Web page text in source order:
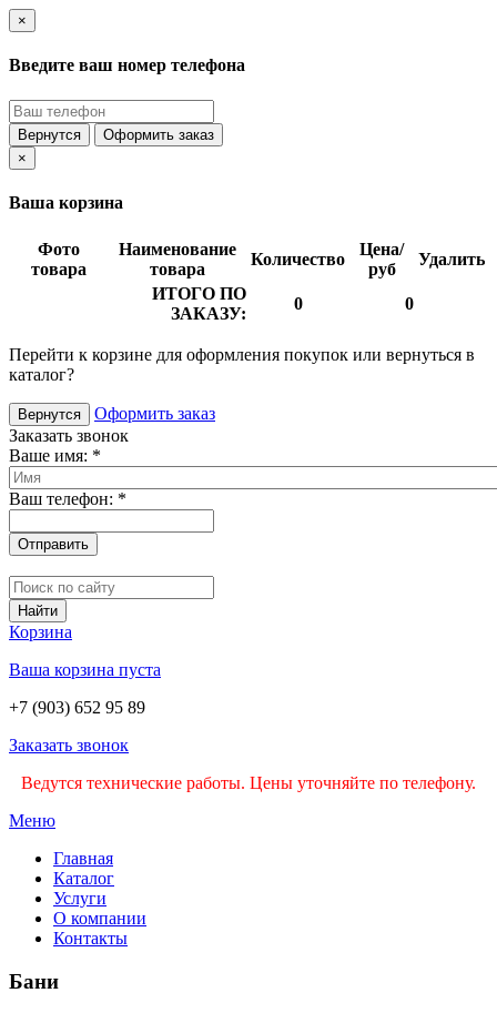
×
Введите ваш номер телефона
Вернутся
Оформить заказ
×
Ваша корзина
Фото
товара
Наименование
товара
Количество
Цена/
руб
Удалить
ИТОГО ПО
ЗАКАЗУ:
0 0
Перейти к корзине для оформления покупок или вернуться в
каталог?
Вернутся
Оформить заказ
Заказать звонок
Ваше имя: *
Ваш телефон: *
Отправить
Найти
Корзина
Ваша корзина пуста
+7 (903) 652 95 89
Заказать звонок
Ведутся технические работы. Цены уточняйте по телефону.
Меню
Главная
Каталог
Услуги
О компании
Контакты
Бани